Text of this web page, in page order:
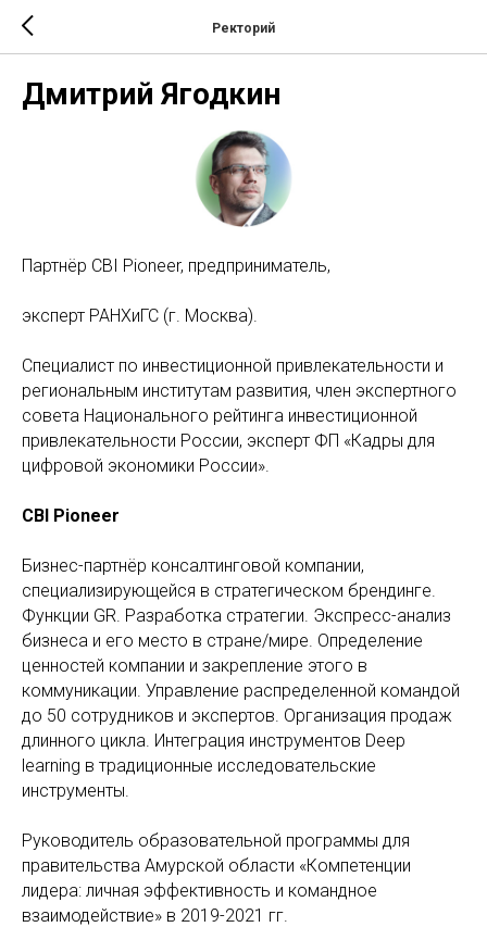
Ректорий
Дмитрий Ягодкин
Партнёр CBI Pioneer, предприниматель,
эксперт РАНХиГС (г. Москва).
Специалист по инвестиционной привлекательности и
региональным институтам развития, член экспертного
совета Национального рейтинга инвестиционной
привлекательности России, эксперт ФП «Кадры для
цифровой экономики России».
CBI Pioneer
Бизнес-партнёр консалтинговой компании,
специализирующейся в стратегическом брендинге.
Функции GR. Разработка стратегии. Экспресс-анализ
бизнеса и его место в стране/мире. Определение
ценностей компании и закрепление этого в
коммуникации. Управление распределенной командой
до 50 сотрудников и экспертов. Организация продаж
длинного цикла. Интеграция инструментов Deep
learning в традиционные исследовательские
инструменты.
Руководитель образовательной программы для
правительства Амурской области «Компетенции
лидера: личная эффективность и командное
взаимодействие» в 2019-2021 гг.